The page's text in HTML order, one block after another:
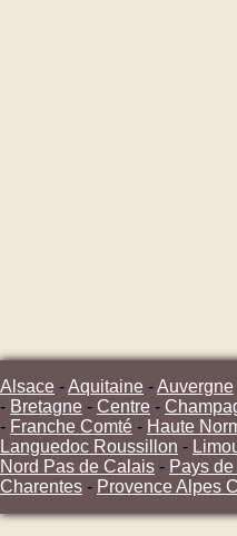
Alsace -Aquitaine -Auvergne
- Bretagne - Centre -
- Franche Comté - Haute
Languedoc Roussillon -
Nord Pas de Calais - Pays
Charentes - Provence Alpes